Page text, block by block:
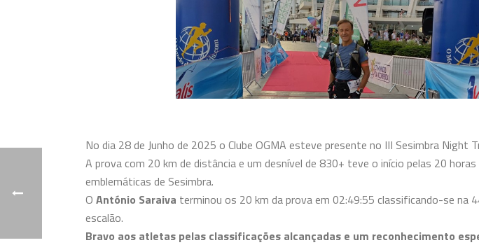
No dia 28 de Junho de 2025 o Clube OGMA esteve presente no III Sesimbra Night
A prova com 20 km de distância e um desnível de 830+ teve o início pelas 20
emblemáticas de Sesimbra.
O António Saraiva terminou os 20 km da prova em 02:49:55 classificando-se na
escalão.
Bravo aos atletas pelas classificações alcançadas e um reconhecimento